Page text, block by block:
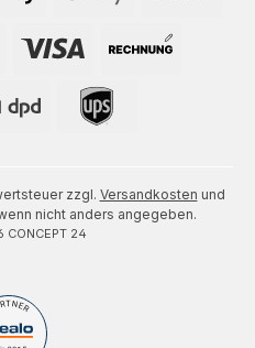
zzgl. Versandkosten und
nicht anders angegeben.
CONCEPT 24